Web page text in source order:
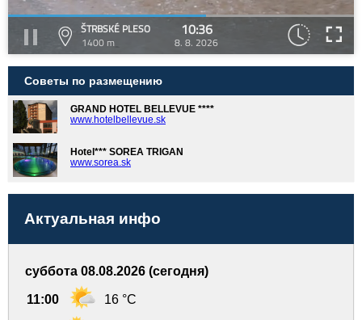
ŠTRBSKÉ PLESO
1400 m
10:36
8. 8. 2026
Советы по размещению
GRAND HOTEL BELLEVUE ****
www.hotelbellevue.sk
Hotel*** SOREA TRIGAN
www.sorea.sk
Актуальная инфо
суббота 08.08.2026 (сегодня)
11:00 16 °C